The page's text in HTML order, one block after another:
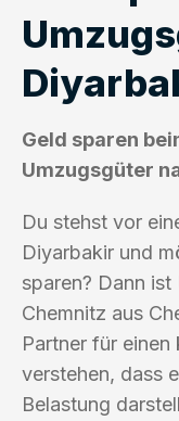
Geld sparen
Umzugsgüter
Du stehst vor
Diyarbakir und
sparen? Dann
Chemnitz aus
Partner für
verstehen, dass
Belastung